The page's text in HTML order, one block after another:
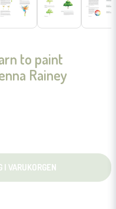
to paint
Rainey
I VARUKORGEN